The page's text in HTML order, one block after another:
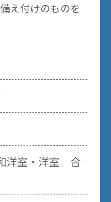
え付けのものを
洋室・洋室 合